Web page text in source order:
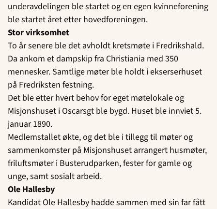
underavdelingen ble startet og en egen kvinneforening
ble startet året etter hovedforeningen.
Stor virksomhet
To år senere ble det avholdt kretsmøte i Fredrikshald.
Da ankom et dampskip fra Christiania med 350
mennesker. Samtlige møter ble holdt i ekserserhuset
på Fredriksten festning.
Det ble etter hvert behov for eget møtelokale og
Misjonshuset i Oscarsgt ble bygd. Huset ble innviet 5.
januar 1890.
Medlemstallet økte, og det ble i tillegg til møter og
sammenkomster på Misjonshuset arrangert husmøter,
friluftsmøter i Busterudparken, fester for gamle og
unge, samt sosialt arbeid.
Ole Hallesby
Kandidat Ole Hallesby hadde sammen med sin far fått